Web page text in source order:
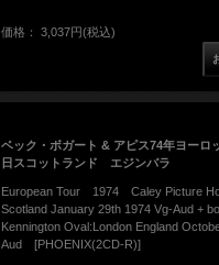
価格： 3,037円(税込)
ベック・ボガート & アピス74年ヨーロ
日スコットランド エジンバラ
European Tour 1974 Caley Picture
Scotland January 29th 1974 Vg-Aud +
Kennington Oval:London England
Aud [PHOENIX(2CD-R)]